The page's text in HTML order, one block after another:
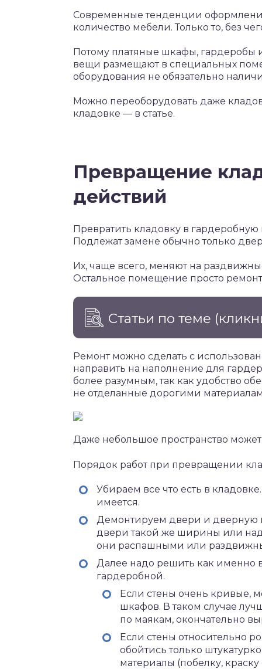
Современные тенденции
количество мебели. Только то, без
Потому платяные шкафы, гардеробы
вещи размещают в специальных
оборудования не обязательно
Можно переоборудовать даже
кладовке — в статье.
Превращение
действий
Превратить кладовку в
Подлежат замене обычно только
Их, чаще всего, меняют на
Остальное помещение просто
Статьи по теме
Ремонт можно сделать с
направить на наполнение для
более разумным, так как удобство
не отделанные дорогими
Даже небольшое пространство
Порядок работ при превращении
Убираем все что есть в
имеется.
Демонтируем двери и дверную
двери такой же ширины или
они распашными или
Далее надо решить как именно
гардеробной.
Если стены очень кривые,
шкафов. В таком случае
по маякам, окончательно
Если стены относительно
обойтись только
материалы (побелку,